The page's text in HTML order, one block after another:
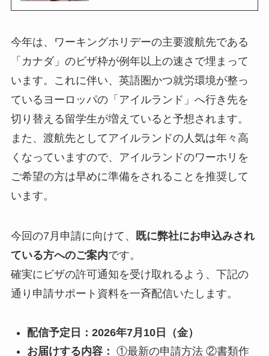
今年は、ワーキングホリデーの主要渡航先である
「カナダ」のビザ枠が例年以上の速さで埋まって
います。これに伴い、英語圏かつ就労環境が整っ
ているヨーロッパの「アイルランド」へ行き先を
切り替える留学生が増えていると予想されます。
また、渡航先としてアイルランドの人気は年々高
くなっていますので、アイルランドのワーホリを
ご希望の方は早めに準備をされることを推奨して
います。
今回の7月申請に向けて、
既に弊社にお申込みされ
ている方へのご案内です。
確実にビザの許可通知を受け取れるよう、下記の
通り申請サポート資料を一斉配信いたします。
配信予定日：2026年7月10日（金）
お届けする内容： ①最新の申請方法 ②書類作